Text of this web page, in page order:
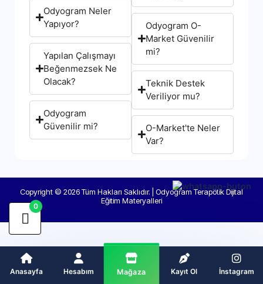
Anasayfa Hesabım Mağaza Kayıt Ol İnstagram
Odyogram Neler
Yapıyor?
Yapılan Çalışmayı
Beğenmezsek Ne
Olacak?
Odyogram
Güvenilir mi?
Odyogram O-
Market Güvenilir
mi?
Teknik Destek
Veriliyor mu?
O-Market'te Neler
Var?
Copyright © 2026 Tüm Hakları Saklıdır. | Odyogram Terapötik Dijital
Eğitim Materyalleri
0